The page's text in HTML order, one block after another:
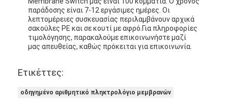
παράδοσης είναι 7-12 εργάσιμες ημέρες. Οι
λεπτομέρειες συσκευασίας περιλαμβάνουν αρχικά
σακούλες PE και σε κουτί με αφρό.Για πληροφορίες
τιμολόγησης, παρακαλούμε επικοινωνήστε μαζί
μας απευθείας, καθώς πρόκειται για επικοινωνία.
Ετικέττες:
οδηγημένο αριθμητικό πληκτρολόγιο μεμβρανών